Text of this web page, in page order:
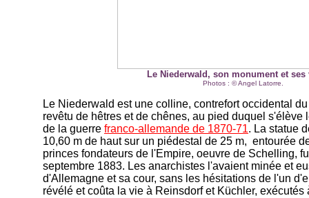
Le Niederwald, son monument et ses
Photos : © Angel Latorre.
Le Niederwald est une colline, contrefort occidental
revêtu de hêtres et de chênes, au pied duquel s'élève
de la guerre franco-allemande de 1870-71. La statue
10,60 m de haut sur un piédestal de 25 m, entourée
princes fondateurs de l'Empire, oeuvre de Schelling,
septembre 1883. Les anarchistes l'avaient minée et
d'Allemagne et sa cour, sans les hésitations de l'un
révélé et coûta la vie à Reinsdorf et Küchler, exécutés